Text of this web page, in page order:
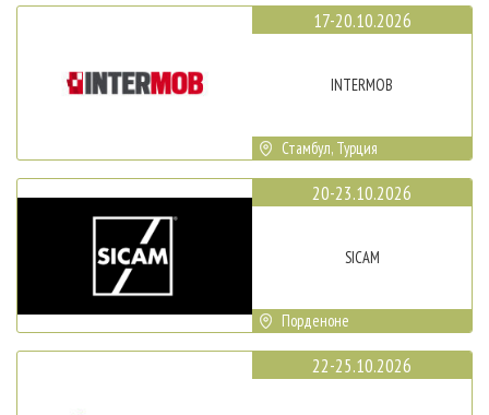
17-20.10.2026
INTERMOB
Стамбул, Турция
20-23.10.2026
SICAM
Порденоне
22-25.10.2026